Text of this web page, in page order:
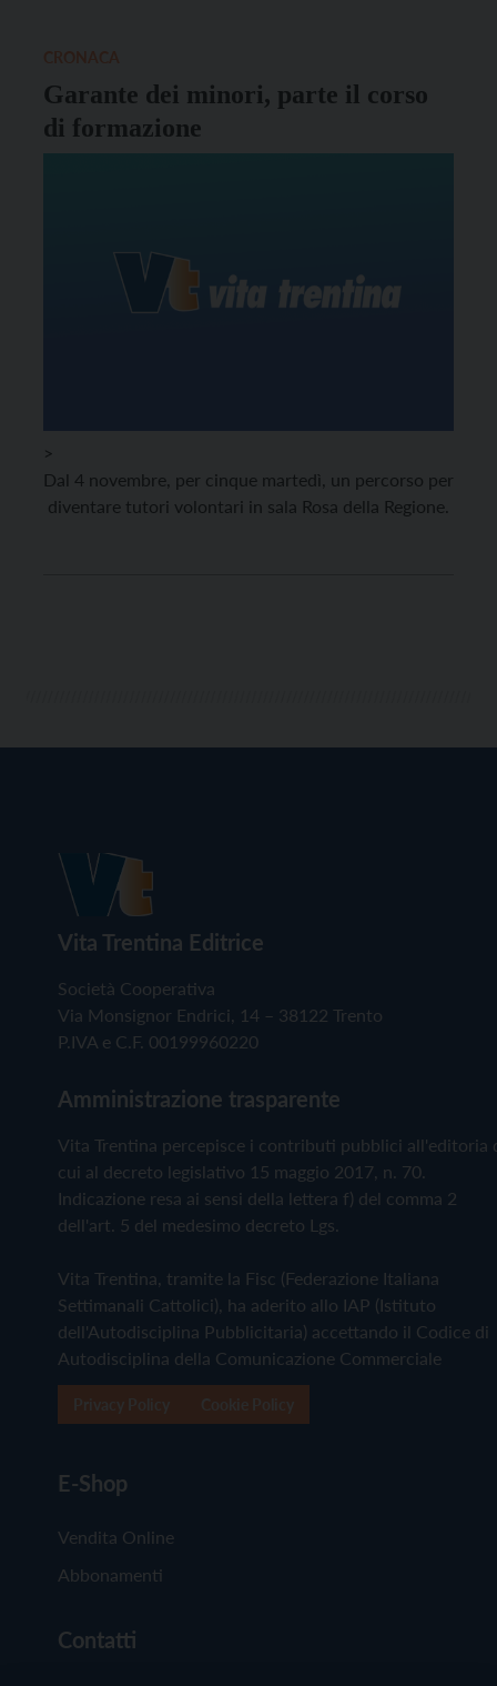
Garante dei minori, parte il corso
di formazione
>
Dal 4 novembre, per cinque martedì, un percorso per
diventare tutori volontari in sala Rosa della Regione.
Vita Trentina Editrice
Società Cooperativa
Via Monsignor Endrici, 14 – 38122 Trento
P.IVA e C.F. 00199960220
Amministrazione trasparente
Vita Trentina percepisce i contributi pubblici all'editoria
cui al decreto legislativo 15 maggio 2017, n. 70.
Indicazione resa ai sensi della lettera f) del comma 2
dell'art. 5 del medesimo decreto Lgs.
Vita Trentina, tramite la Fisc (Federazione Italiana
Settimanali Cattolici), ha aderito allo IAP (Istituto
dell'Autodisciplina Pubblicitaria) accettando il Codice di
Autodisciplina della Comunicazione Commerciale
E-Shop
Vendita Online
Abbonamenti
Contatti